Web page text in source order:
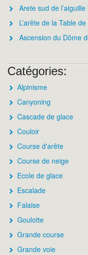
Arete sud de
L’arête de la Table
Ascension du Dôme
Catégories:
Alpinisme
Canyoning
Cascade de glace
Couloir
Course d'arête
Course de neige
Ecole de glace
Escalade
Falaise
Goulotte
Grande course
Grande voie